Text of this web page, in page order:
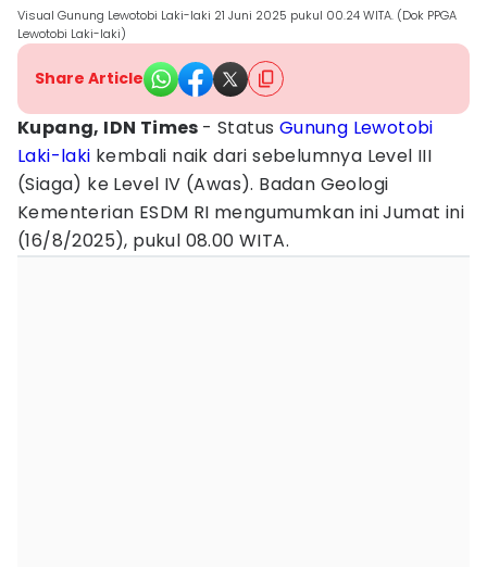
Visual Gunung Lewotobi Laki-laki 21 Juni 2025 pukul 00.24 WITA. (Dok PPGA
Lewotobi Laki-laki)
Share Article
Kupang, IDN Times - Status Gunung Lewotobi
Laki-laki kembali naik dari sebelumnya Level III
(Siaga) ke Level IV (Awas). Badan Geologi
Kementerian ESDM RI mengumumkan ini Jumat ini
(16/8/2025), pukul 08.00 WITA.